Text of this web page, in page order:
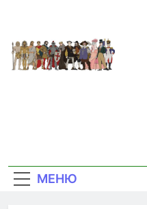
содержимому
МЕНЮ